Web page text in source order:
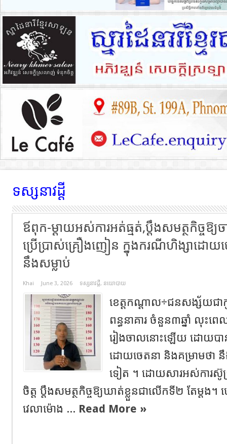
ទស្សនាវដ្តី
ឪពុក-ម្ដាយអស់ការអត់ធ្មត់,ប្ដឹងសមត្ថកិច្ចឱ្យ
ប្រើប្រាស់គ្រឿងញៀន ក្នុងករណីហិង្សាដោយ
នឹងសម្លាប់
Khai June 3, 2026 ទស្សនាវដ្តី, នយោបាយ
ខេត្តកណ្តាល÷ជនសង្ស័យជា
ពន្ធនាគារ ចំនួន៣ឆ្នាំ លុះ
រៀងចាលនោះឡើយ ដោយបាន
ដោយចេតនា និងគម្រាមថា
ទៀត ។ ដោយសារអស់ការស៊ូទ្
ចិត្ត ប្តឹងសមត្ថកិច្ចឱ្យឃាត់ខ្លួនជាលើកទី២ តែម្តង
វេលាម៉ោង ... Read More »